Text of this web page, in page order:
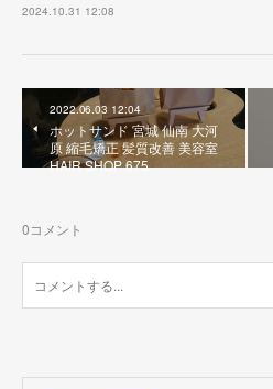
2024.10.31 12:08
2022.06.03 12:04
ホットサンド 宮城 仙南 大河
原 縮毛矯正 髪質改善 美容室
HAIR SHOP 675
0コメント